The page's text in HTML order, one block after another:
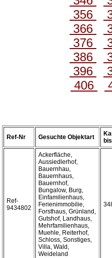
356
366
376
386
396
406
Ref-Nr Gesuchte Objektart
Ref-
9434802
Ackerfläche,
Aussiedlerhof,
Bauernhau,
Bauernhaus,
Bauernhof,
Bungalow, Burg,
Einfamilienhaus,
Ferienimmobilie,
Forsthaus, Grünland,
Gutshof, Landhaus,
Mehrfamilienhaus,
Muehle, Reiterhof,
Schloss, Sonstiges,
Villa, Wald,
Weideland